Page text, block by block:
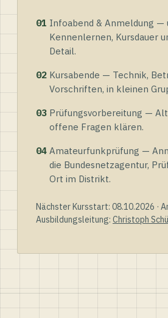
01 Infoabend & Anmeldung —
Kennenlernen, Kursdauer
Detail.
02 Kursabende — Technik,
Vorschriften, in kleinen
03 Prüfungsvorbereitung —
offene Fragen klären.
04 Amateurfunkprüfung —
die Bundesnetzagentur,
Ort im Distrikt.
Nächster Kursstart: 08.10.2026 ·
Ausbildungsleitung: Christoph